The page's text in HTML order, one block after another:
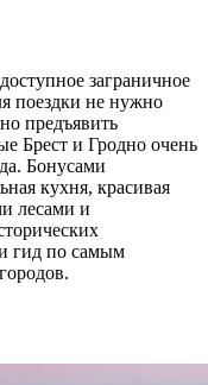
заграничное
поездки не нужно
предъявить
Брест и Гродно очень
Бонусами
кухня, красивая
лесами и
гид по самым